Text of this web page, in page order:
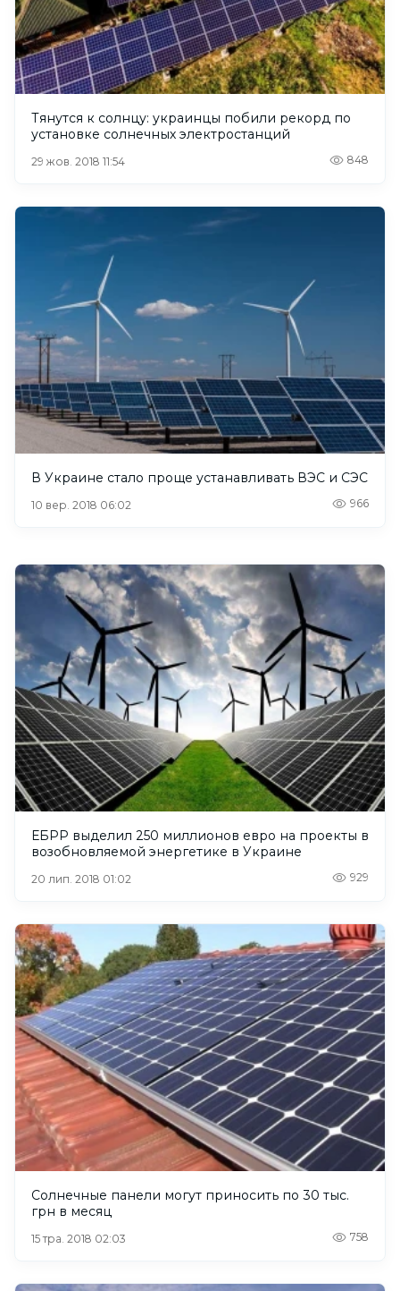
Тянутся к солнцу: украинцы побили рекорд по
установке солнечных электростанций
29 жов. 2018 11:54 848
В Украине стало проще устанавливать ВЭС и СЭС
10 вер. 2018 06:02 966
ЕБРР выделил 250 миллионов евро на проекты в
возобновляемой энергетике в Украине
20 лип. 2018 01:02 929
Солнечные панели могут приносить по 30 тыс.
грн в месяц
15 тра. 2018 02:03 758